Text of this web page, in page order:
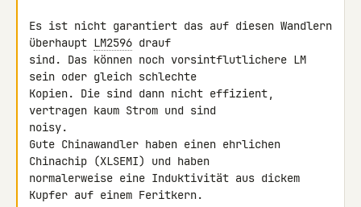
Es ist nicht garantiert das auf diesen Wandlern
überhaupt LM2596 drauf
sind. Das können noch vorsintflutlichere LM
sein oder gleich schlechte
Kopien. Die sind dann nicht effizient,
vertragen kaum Strom und sind
noisy.
Gute Chinawandler haben einen ehrlichen
Chinachip (XLSEMI) und haben
normalerweise eine Induktivität aus dickem
Kupfer auf einem Feritkern.